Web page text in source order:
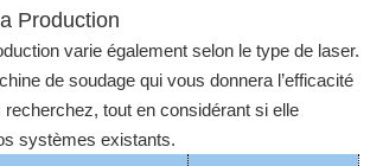
Production
varie également selon le type de laser.
de soudage qui vous donnera l’efficacité
tout en considérant si elle
systèmes existants.